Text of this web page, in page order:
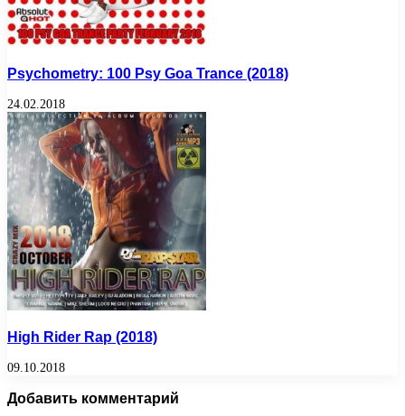
Psychometry: 100 Psy Goa Trance (2018)
24.02.2018
High Rider Rap (2018)
09.10.2018
Добавить комментарий